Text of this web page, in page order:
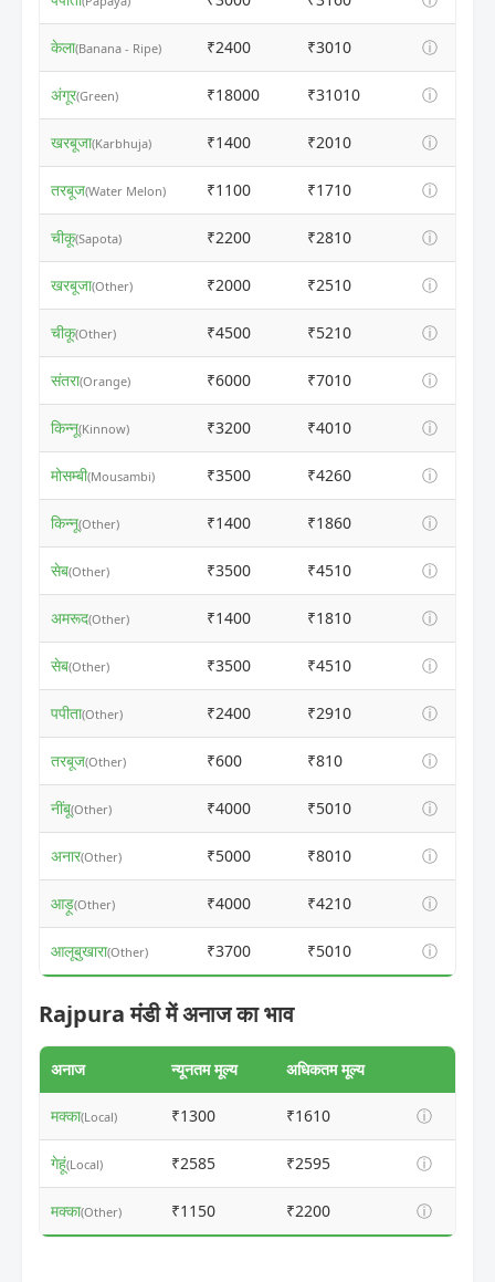
केला(Banana - Ripe) ₹2400 ₹3010 ⓘ
अंगूर(Green) ₹18000 ₹31010 ⓘ
खरबूजा(Karbhuja) ₹1400 ₹2010 ⓘ
तरबूज(Water Melon) ₹1100 ₹1710 ⓘ
चीकू(Sapota) ₹2200 ₹2810 ⓘ
खरबूजा(Other) ₹2000 ₹2510 ⓘ
चीकू(Other) ₹4500 ₹5210 ⓘ
संतरा(Orange) ₹6000 ₹7010 ⓘ
किन्नू(Kinnow) ₹3200 ₹4010 ⓘ
मोसम्बी(Mousambi) ₹3500 ₹4260 ⓘ
किन्नू(Other) ₹1400 ₹1860 ⓘ
सेब(Other) ₹3500 ₹4510 ⓘ
अमरूद(Other) ₹1400 ₹1810 ⓘ
सेब(Other) ₹3500 ₹4510 ⓘ
पपीता(Other) ₹2400 ₹2910 ⓘ
तरबूज(Other) ₹600 ₹810 ⓘ
नींबू(Other) ₹4000 ₹5010 ⓘ
अनार(Other) ₹5000 ₹8010 ⓘ
आड़ू(Other) ₹4000 ₹4210 ⓘ
आलूबुखारा(Other) ₹3700 ₹5010 ⓘ
Rajpura मंडी में अनाज का भाव
अनाज न्यूनतम मूल्य अधिकतम मूल्य
मक्का(Local) ₹1300 ₹1610 ⓘ
गेहूं(Local) ₹2585 ₹2595 ⓘ
मक्का(Other) ₹1150 ₹2200 ⓘ